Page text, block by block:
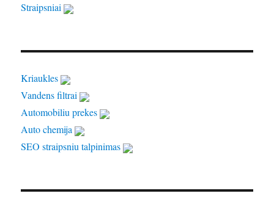
Straipsniai
Kriaukles
Vandens filtrai
Automobiliu prekes
Auto chemija
SEO straipsniu talpinimas